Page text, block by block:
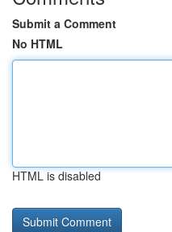
Submit a Comment
No HTML
HTML is disabled